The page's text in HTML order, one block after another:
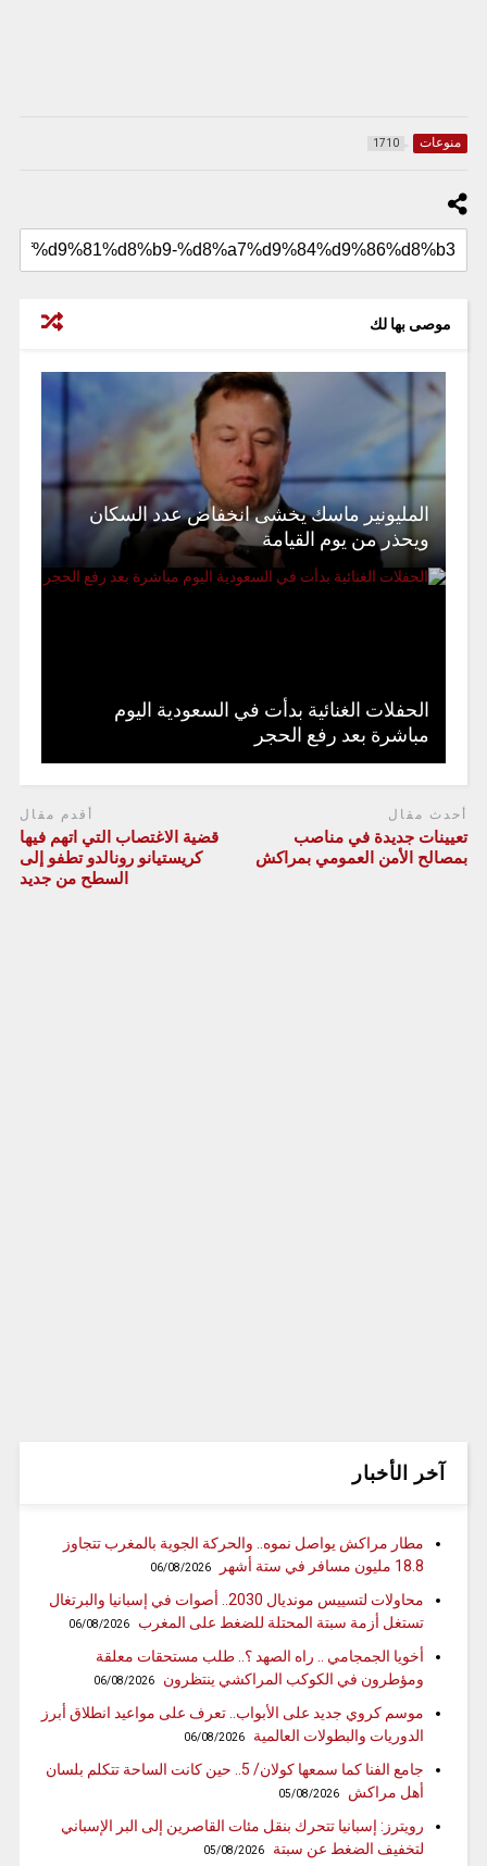
منوعات 1710
موصى بها لك
المليونير ماسك يخشى انخفاض عدد السكان
ويحذر من يوم القيامة
الحفلات الغنائية بدأت في السعودية اليوم
مباشرة بعد رفع الحجر
أحدث مقال
تعيينات جديدة في مناصب
بمصالح الأمن العمومي بمراكش
أقدم مقال
قضية الاغتصاب التي اتهم فيها
كريستيانو رونالدو تطفو إلى
السطح من جديد
آخر الأخبار
مطار مراكش يواصل نموه.. والحركة الجوية بالمغرب تتجاوز
18.8 مليون مسافر في ستة أشهر
06/08/2026
محاولات لتسييس مونديال 2030.. أصوات في إسبانيا والبرتغال
تستغل أزمة سبتة المحتلة للضغط على المغرب
06/08/2026
أخويا الجمجامي .. راه الصهد ؟.. طلب مستحقات معلقة
ومؤطرون في الكوكب المراكشي ينتظرون
06/08/2026
موسم كروي جديد على الأبواب.. تعرف على مواعيد انطلاق أبرز
الدوريات والبطولات العالمية
06/08/2026
جامع الفنا كما سمعها كولان/ 5.. حين كانت الساحة تتكلم بلسان
أهل مراكش
05/08/2026
رويترز: إسبانيا تتحرك بنقل مئات القاصرين إلى البر الإسباني
لتخفيف الضغط عن سبتة
05/08/2026